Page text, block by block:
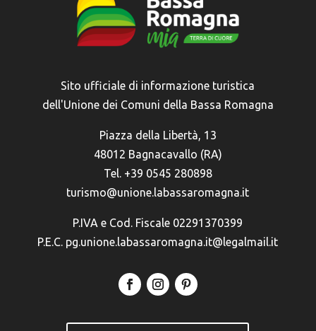
Sito ufficiale di informazione turistica
dell'Unione dei Comuni della Bassa Romagna
Piazza della Libertà, 13
48012 Bagnacavallo (RA)
Tel. +39 0545 280898
turismo@unione.labassaromagna.it
P.IVA e Cod. Fiscale 02291370399
P.E.C. pg.unione.labassaromagna.it@legalmail.it